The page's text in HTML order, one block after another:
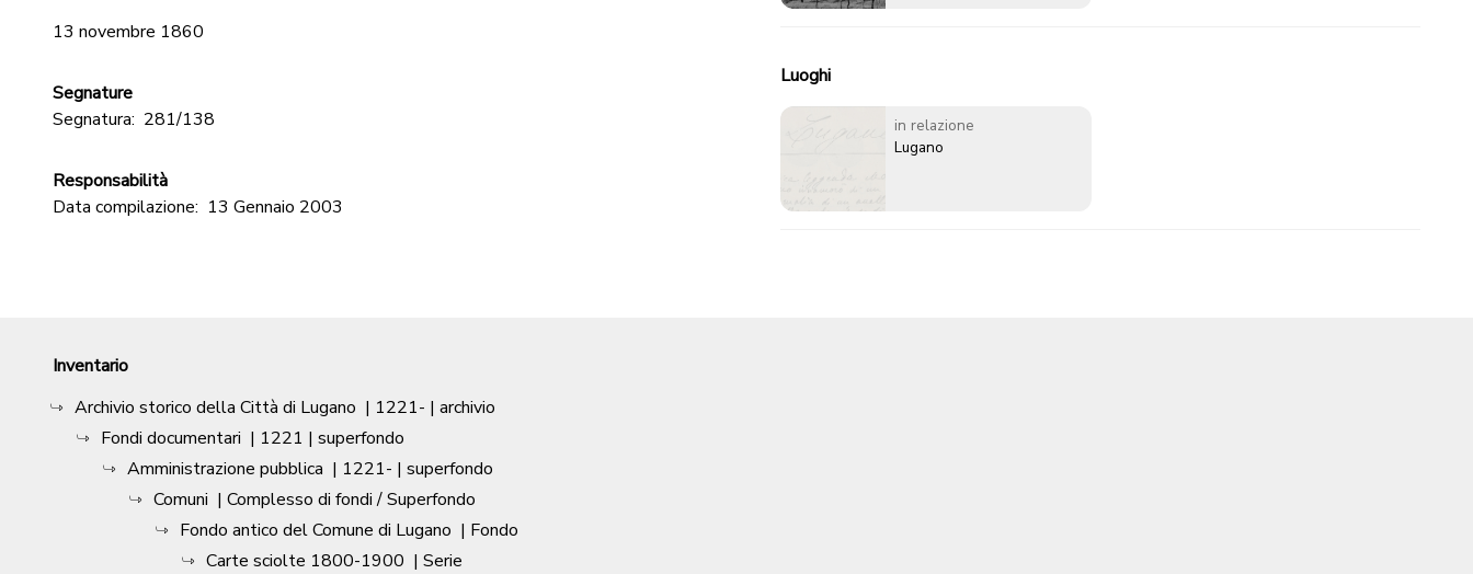
13 novembre 1860
Segnature
Segnatura: 281/138
Responsabilità
Data compilazione: 13 Gennaio 2003
Luoghi
in relazione
Lugano
Inventario
Archivio storico della Città di Lugano | 1221- | archivio
Fondi documentari | 1221 | superfondo
Amministrazione pubblica | 1221- | superfondo
Comuni | Complesso di fondi / Superfondo
Fondo antico del Comune di Lugano | Fondo
Carte sciolte 1800-1900 | Serie